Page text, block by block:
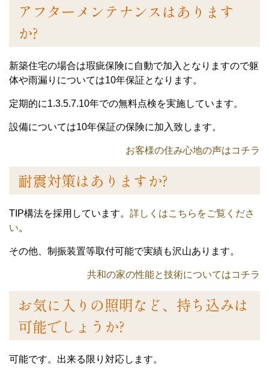
アフターメンテナンスはあります
か?
新築住宅の場合は瑕疵保険に自動で加入となりますので躯
体や雨漏りについては10年保証となります。
定期的に1.3.5.7.10年での無料点検を実施しています。
設備については10年保証の保険に加入致します。
お客様の住み心地の声はコチラ
耐震対策はありますか?
TIP構法を採用しています。 詳しくはこちらをご覧くださ
い。
その他、制振装置等取付可能で実績も沢山あります。
共和の家の性能と技術についてはコチラ
お気に入りの照明など、持ち込みは
可能でしょうか?
可能です。出来る限り対応します。